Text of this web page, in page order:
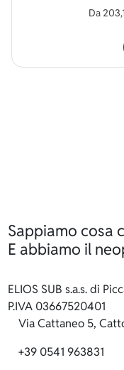
Da
Sappiamo cosa
E abbiamo il
ELIOS SUB s.a.s. di
P.IVA 03667520401
Via Cattaneo 5,
+39 0541 963831